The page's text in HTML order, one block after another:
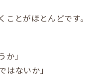
とがほとんどです。
か」
はないか」